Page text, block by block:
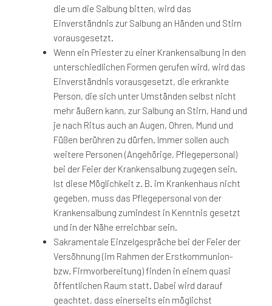
die um die Salbung bitten, wird das
Einverständnis zur Salbung an Händen und Stirn
vorausgesetzt.
Wenn ein Priester zu einer Krankensalbung in den
unterschiedlichen Formen gerufen wird, wird das
Einverständnis vorausgesetzt, die erkrankte
Person, die sich unter Umständen selbst nicht
mehr äußern kann, zur Salbung an Stirn, Hand und
je nach Ritus auch an Augen, Ohren, Mund und
Füßen berühren zu dürfen. Immer sollen auch
weitere Personen (Angehörige, Pflegepersonal)
bei der Feier der Krankensalbung zugegen sein.
Ist diese Möglichkeit z. B. im Krankenhaus nicht
gegeben, muss das Pflegepersonal von der
Krankensalbung zumindest in Kenntnis gesetzt
und in der Nähe erreichbar sein.
Sakramentale Einzelgespräche bei der Feier der
Versöhnung (im Rahmen der Erstkommunion-
bzw. Firmvorbereitung) finden in einem quasi
öffentlichen Raum statt. Dabei wird darauf
geachtet, dass einerseits ein möglichst